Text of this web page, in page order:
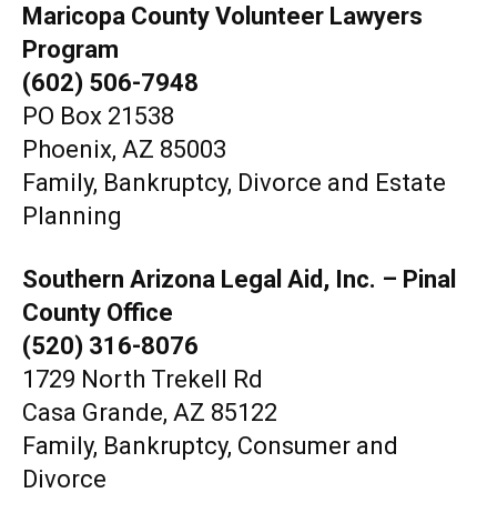
Maricopa County Volunteer Lawyers
Program
(602) 506-7948
PO Box 21538
Phoenix, AZ 85003
Family, Bankruptcy, Divorce and Estate
Planning
Southern Arizona Legal Aid, Inc. – Pinal
County Office
(520) 316-8076
1729 North Trekell Rd
Casa Grande, AZ 85122
Family, Bankruptcy, Consumer and
Divorce